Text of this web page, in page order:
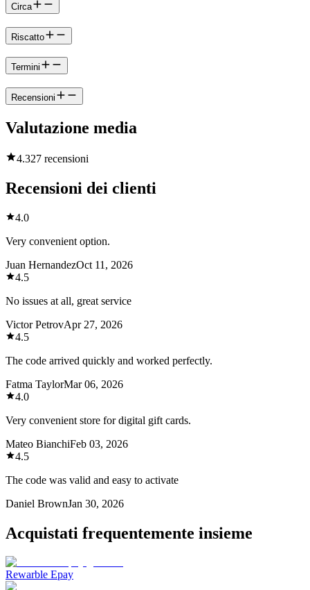
Circa
Riscatto
Termini
Recensioni
Valutazione media
4.327 recensioni
Recensioni dei clienti
4.0
Very convenient option.
Juan HernandezOct 11, 2026
4.5
No issues at all, great service
Victor PetrovApr 27, 2026
4.5
The code arrived quickly and worked perfectly.
Fatma TaylorMar 06, 2026
4.0
Very convenient store for digital gift cards.
Mateo BianchiFeb 03, 2026
4.5
The code was valid and easy to activate
Daniel BrownJan 30, 2026
Acquistati frequentemente insieme
Rewarble Epay